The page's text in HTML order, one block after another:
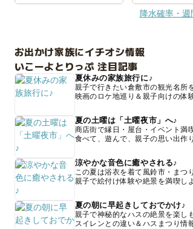
降水確率・
お出かけ家族にイチオシ情報
いこーよとりっぷ 注目記事
夏休みの家族旅行に♪
親子で行きたい倉敷市の観光名所
映画のロケ地巡り＆親子向けの体
夏の土曜は「土曜夜市」へ♪
商店街で縁日・屋台・イベント満
食べて、遊んで、親子の思い出作り
涼やかな音色に癒やされる♪
この夏は浴衣を着て風鈴市・まつ
親子で絵付け体験や絶景を満喫し
夏の朝に早起きしておでかけ♪
親子で神秘的なハスの絶景を楽し
スイレンとの違い＆ハスまつり情